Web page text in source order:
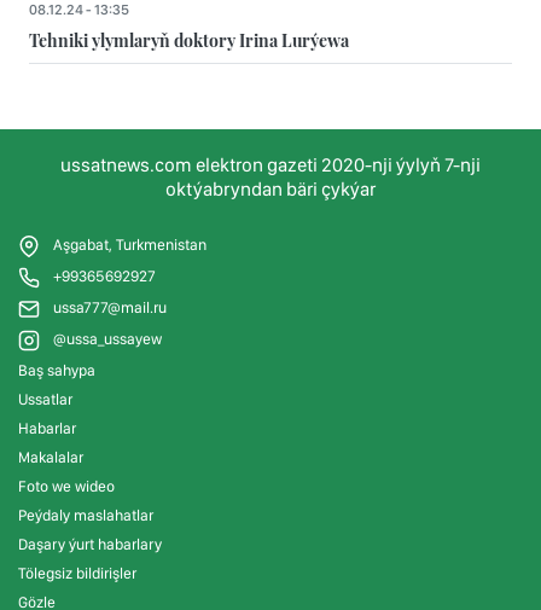
08.12.24 - 13:35
Tehniki ylymlaryň doktory Irina Lurýewa
ussatnews.com elektron gazeti 2020-nji ýylyň 7-nji
oktýabryndan bäri çykýar
Aşgabat, Turkmenistan
+99365692927
ussa777@mail.ru
@ussa_ussayew
Baş sahypa
Ussatlar
Habarlar
Makalalar
Foto we wideo
Peýdaly maslahatlar
Daşary ýurt habarlary
Tölegsiz bildirişler
Gözle